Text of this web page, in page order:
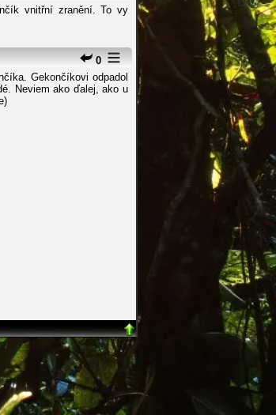
vnitřní zranění. To vy
0
Gekončíkovi odpadol
Neviem ako ďalej, ako u